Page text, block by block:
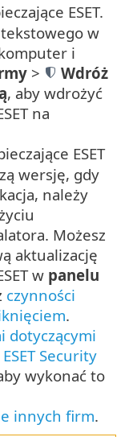
ESET.
w
i
>
Wdróż
, aby wdrożyć
na
ESET
wersję, gdy
należy
Możesz
aktualizację
w panelu
czynności
.
dotyczącymi
Security
wykonać to
innych firm.